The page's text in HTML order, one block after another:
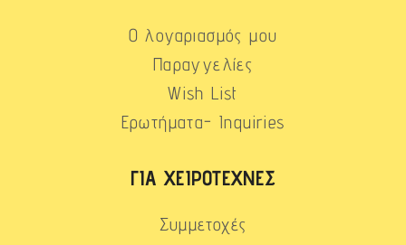
Ο λογαριασμός μου
Παραγγελίες
Wish List
Ερωτήματα- Inquiries
ΓΙΑ ΧΕΙΡΟΤΈΧΝΕΣ
Συμμετοχές